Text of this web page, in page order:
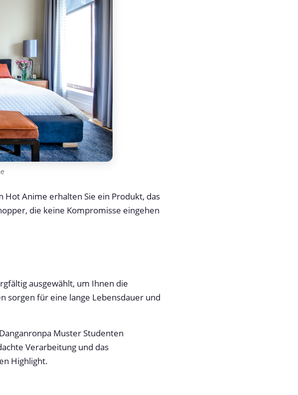
Anime erhalten Sie ein Produkt, das
die keine Kompromisse eingehen
ausgewählt, um Ihnen die
sorgen für eine lange Lebensdauer und
Muster Studenten
Verarbeitung und das
Highlight.